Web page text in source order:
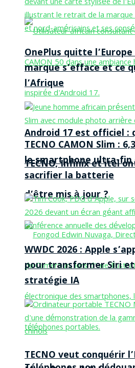
Android 17 est officiel :
TECNO, Infinix et itel
d’être mis à jour ?
OnePlus quitte
marque s’efface et ce
l’Afrique
TECNO CAMON Slim :
le smartphone ultra-fin
sacrifier la batterie
WWDC 2026 : Apple
pour transformer Siri
stratégie IA
TECNO veut conquérir